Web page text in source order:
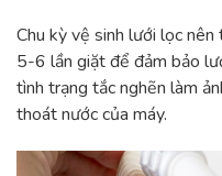
Chu kỳ vệ sinh lưới lọc
5-6 lần giặt để đảm bảo
tình trạng tắc nghẽn làm
thoát nước của máy.